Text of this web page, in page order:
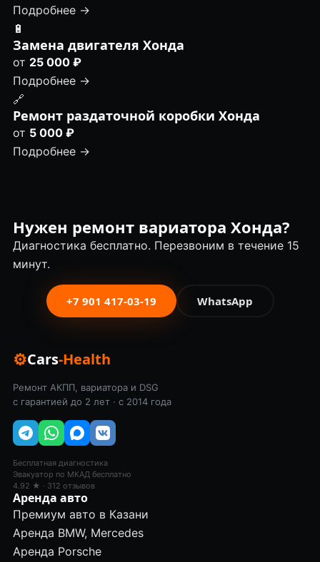
Подробнее →
🔋
Замена двигателя Хонда
от 25 000 ₽
Подробнее →
🔗
Ремонт раздаточной коробки Хонда
от 5 000 ₽
Подробнее →
Нужен ремонт вариатора Хонда?
Диагностика бесплатно. Перезвоним в течение 15
минут.
+7 901 417-03-19 WhatsApp
⚙Cars-Health
Ремонт АКПП, вариатора и DSG
с гарантией до 2 лет · с 2014 года
Бесплатная диагностика
Эвакуатор по МКАД бесплатно
4.92 ★ · 312 отзывов
Аренда авто
Премиум авто в Казани
Аренда BMW, Mercedes
Аренда Porsche